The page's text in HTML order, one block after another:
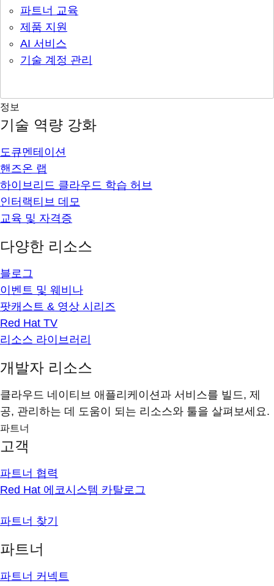
파트너 교육
제품 지원
AI 서비스
기술 계정 관리
정보
기술 역량 강화
도큐멘테이션
핸즈온 랩
하이브리드 클라우드 학습 허브
인터랙티브 데모
교육 및 자격증
다양한 리소스
블로그
이벤트 및 웨비나
팟캐스트 & 영상 시리즈
Red Hat TV
리소스 라이브러리
개발자 리소스
클라우드 네이티브 애플리케이션과 서비스를 빌드, 제
공, 관리하는 데 도움이 되는 리소스와 툴을 살펴보세요.
파트너
고객
파트너 협력
Red Hat 에코시스템 카탈로그
파트너 찾기
파트너
파트너 커넥트